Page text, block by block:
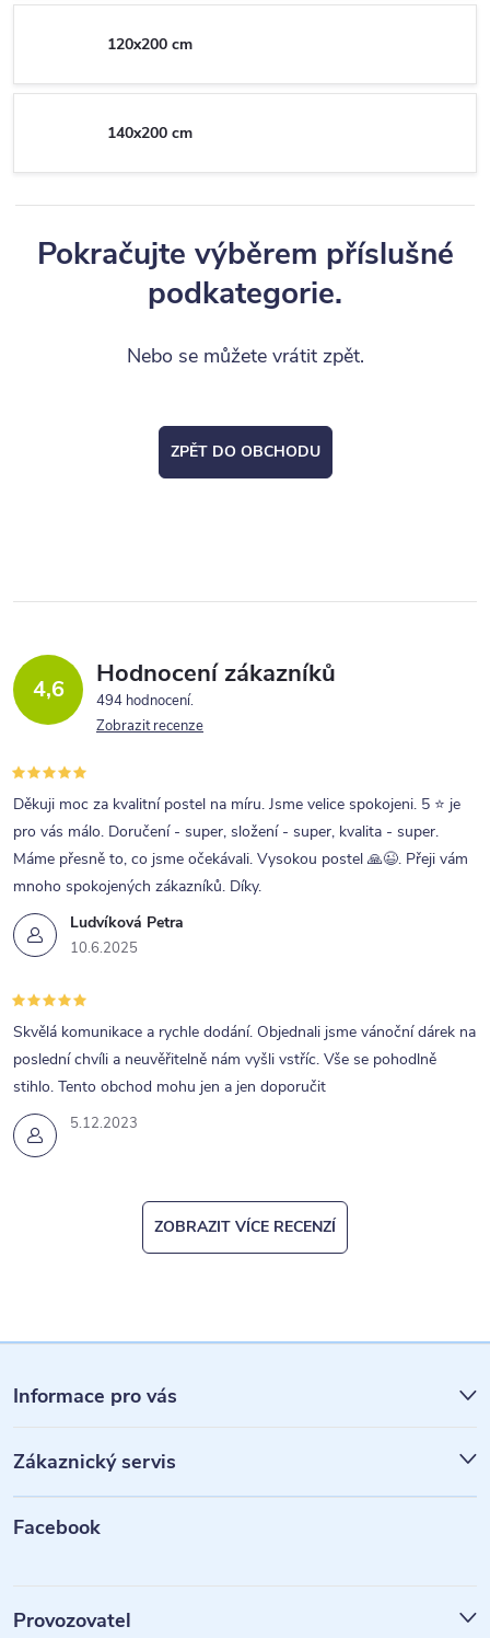
120x200 cm
140x200 cm
Pokračujte výběrem příslušné
podkategorie.
Nebo se můžete vrátit zpět.
ZPĚT DO OBCHODU
4,6 Hodnocení zákazníků
494 hodnocení
Zobrazit recenze
Ludvíková Petra
10.6.2025
Děkuji moc za kvalitní postel na míru. Jsme velice spokojeni. 5 ⭐ je
pro vás málo. Doručení - super, složení - super, kvalita - super.
Máme přesně to, co jsme očekávali. Vysokou postel 🙏😉. Přeji vám
mnoho spokojených zákazníků. Díky.
5.12.2023
Skvělá komunikace a rychle dodání. Objednali jsme vánoční dárek na
poslední chvíli a neuvěřitelně nám vyšli vstříc. Vše se pohodlně
stihlo. Tento obchod mohu jen a jen doporučit
ZOBRAZIT VÍCE RECENZÍ
á
p
a
Informace pro vás
Zákaznický servis
Facebook
Provozovatel